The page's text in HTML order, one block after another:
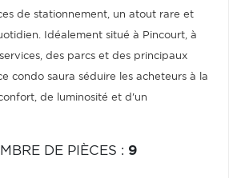
de stationnement, un atout rare et
Idéalement situé à Pincourt, à
des parcs et des principaux
condo saura séduire les acheteurs à la
de luminosité et d'un
DE PIÈCES : 9